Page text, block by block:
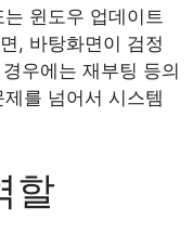
윈도우 업데이트
, 바탕화면이 검정
우에는 재부팅 등의
를 넘어서 시스템
할